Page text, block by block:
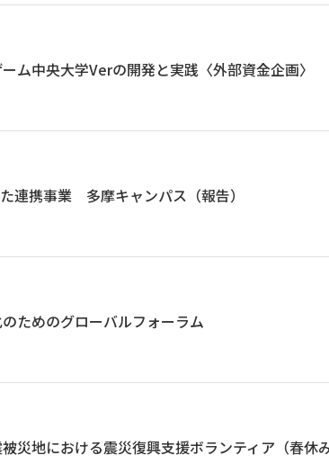
ム中央大学Verの開発と実践〈外部資金企画〉
連携事業 多摩キャンパス（報告）
ためのグローバルフォーラム
災地における震災復興支援ボランティア（春休